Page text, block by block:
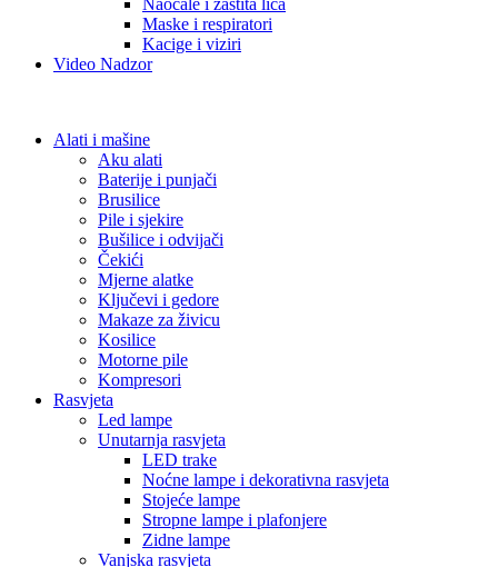
Naočale i zaštita lica
Maske i respiratori
Kacige i viziri
Video Nadzor
Alati i mašine
Aku alati
Baterije i punjači
Brusilice
Pile i sjekire
Bušilice i odvijači
Čekići
Mjerne alatke
Ključevi i gedore
Makaze za živicu
Kosilice
Motorne pile
Kompresori
Rasvjeta
Led lampe
Unutarnja rasvjeta
LED trake
Noćne lampe i dekorativna rasvjeta
Stojeće lampe
Stropne lampe i plafonjere
Zidne lampe
Vanjska rasvjeta